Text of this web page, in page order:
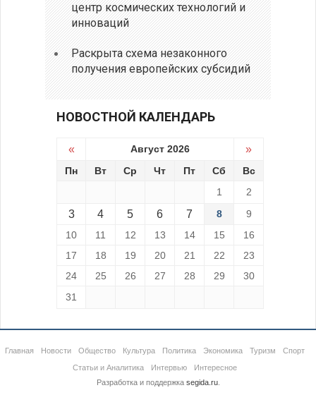
центр космических технологий и
инноваций
Раскрыта схема незаконного
получения европейских субсидий
НОВОСТНОЙ КАЛЕНДАРЬ
« Август 2026 »
Пн Вт Ср Чт Пт Сб
Вс
1
2
3 4 5 6 7 8
9
10
11 12 13 14 15
16
17
18 19 20 21 22
23
24
25 26 27 28 29
30
31
Главная Новости Общество Культура Политика Экономика Туризм
Спорт
Статьи и Аналитика
Интервью
Интересное
Разработка и поддержка segida.ru.